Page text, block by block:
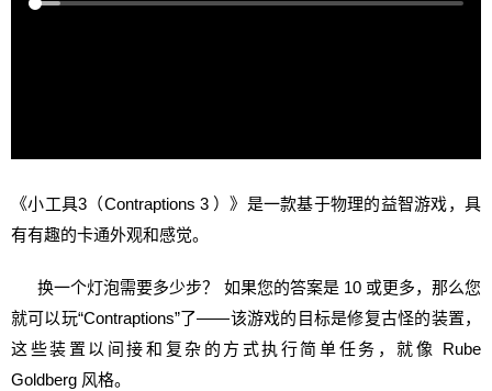
《小工具3（Contraptions 3 ）》是一款基于物理的益智游戏，具
有有趣的卡通外观和感觉。
换一个灯泡需要多少步？ 如果您的答案是 10 或更多，那么您
就可以玩“Contraptions”了——该游戏的目标是修复古怪的装置，
这些装置以间接和复杂的方式执行简单任务，就像 Rube
Goldberg 风格。